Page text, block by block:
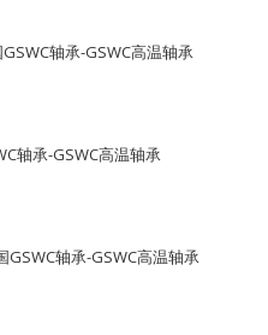
轴承-GSWC高温轴承
轴承-GSWC高温轴承
GSWC轴承-GSWC高温轴承